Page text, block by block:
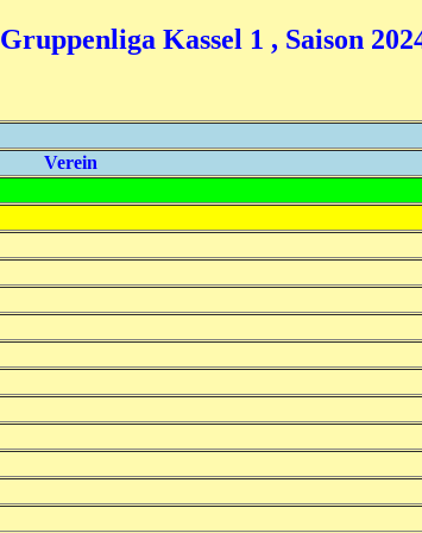
Gruppenliga Kassel 1 , Saison
Verein